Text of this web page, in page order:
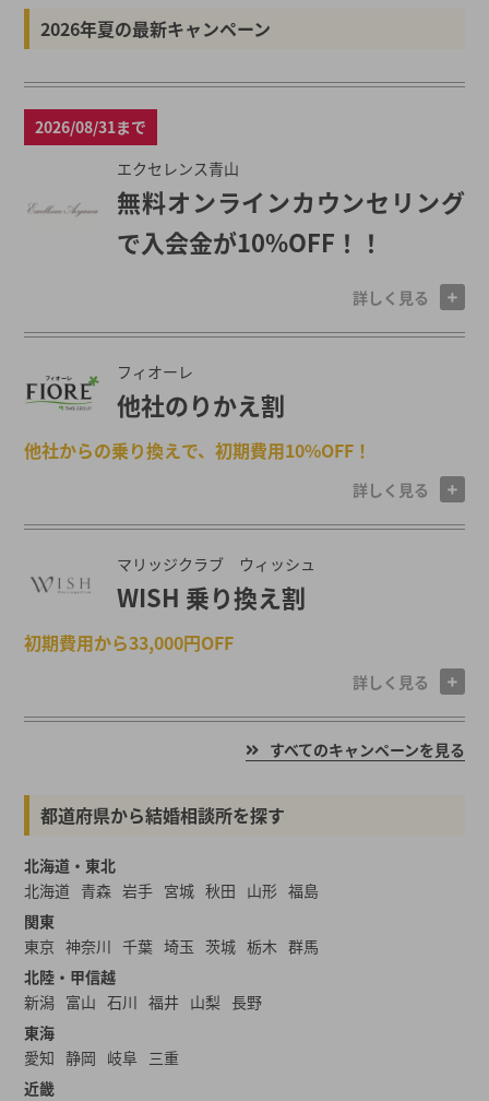
2026年夏の最新キャンペーン
2026/08/31まで
エクセレンス青山
無料オンラインカウンセリング
で入会金が10%OFF！！
詳しく見る
フィオーレ
他社のりかえ割
他社からの乗り換えで、初期費用10%OFF！
詳しく見る
マリッジクラブ ウィッシュ
WISH 乗り換え割
初期費用から33,000円OFF
詳しく見る
すべてのキャンペーンを見る
都道府県から結婚相談所を探す
北海道・東北
北海道 青森 岩手 宮城 秋田 山形 福島
関東
東京 神奈川 千葉 埼玉 茨城 栃木 群馬
北陸・甲信越
新潟 富山 石川 福井 山梨 長野
東海
愛知 静岡 岐阜 三重
近畿